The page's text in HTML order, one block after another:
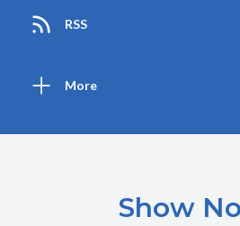
RSS
More
Show